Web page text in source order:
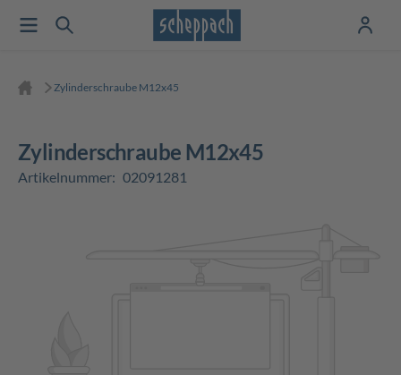
Zylinderschraube M12x45
Zylinderschraube M12x45
Artikelnummer: 02091281